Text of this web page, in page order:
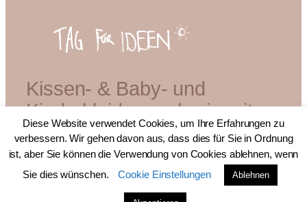
Kissen- & Baby- und
Kinderkleidermacherin mit
Diplom
Diese Website verwendet Cookies, um Ihre Erfahrungen zu
verbessern. Wir gehen davon aus, dass dies für Sie in Ordnung
ist, aber Sie können die Verwendung von Cookies ablehnen, wenn
Sie dies wünschen.
Cookie Einstellungen Ablehnen